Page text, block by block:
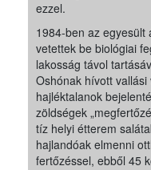
ezzel.
1984-ben az egyesült
vetettek be biológiai
lakosság távol
Oshónak hívott
hajléktalanok
zöldségek
tíz helyi étterem
hajlandóak elmenni
fertőzéssel, ebből 45